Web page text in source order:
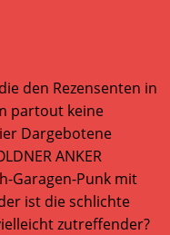
den Rezensenten in
partout keine
Dargebotene
ANKER
Garagen-Punk mit
ist die schlichte
zutreffender?